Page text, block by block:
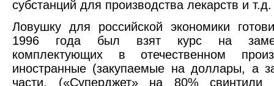
субстанций для производства лекарств и т.д.
Ловушку для российской экономики
1996 года был взят курс на
комплектующих в отечественном
иностранные (закупаемые на доллары, а
части. («Суперджет» на 80% свинтили